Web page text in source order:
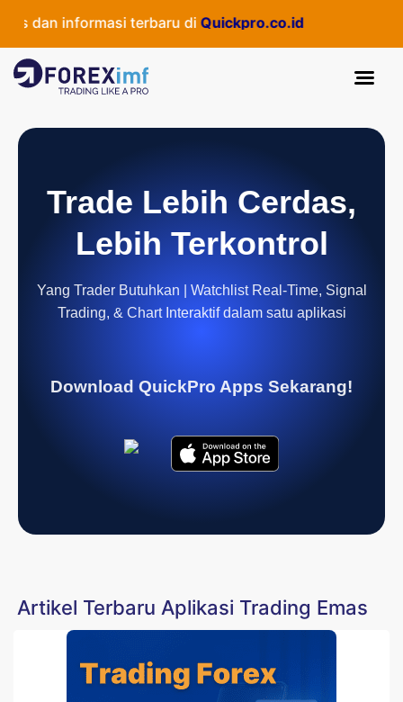
dan informasi terbaru diQuickpro.co.id
Trade Lebih Cerdas,
Lebih Terkontrol
Yang Trader Butuhkan | Watchlist Real-Time, Signal
Trading, & Chart Interaktif dalam satu aplikasi
Download QuickPro Apps Sekarang!
Artikel Terbaru Aplikasi Trading Emas